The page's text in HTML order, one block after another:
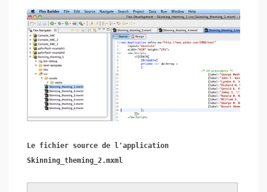
Le fichier source de l'application
Skinning_theming_2.mxml